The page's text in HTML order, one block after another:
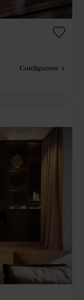
Configureer